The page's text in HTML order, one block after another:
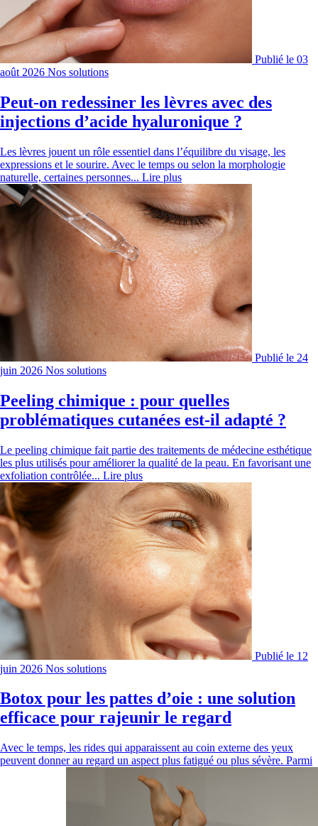
Publié le 03
août 2026 Nos solutions
Peut-on redessiner les lèvres avec des
injections d’acide hyaluronique ?
Les lèvres jouent un rôle essentiel dans l’équilibre du visage, les
expressions et le sourire. Avec le temps ou selon la morphologie
naturelle, certaines personnes... Lire plus
Publié le 24
juin 2026 Nos solutions
Peeling chimique : pour quelles
problématiques cutanées est-il adapté ?
Le peeling chimique fait partie des traitements de médecine esthétique
les plus utilisés pour améliorer la qualité de la peau. En favorisant une
exfoliation contrôlée... Lire plus
Publié le 12
juin 2026 Nos solutions
Botox pour les pattes d’oie : une solution
efficace pour rajeunir le regard
Avec le temps, les rides qui apparaissent au coin externe des yeux
peuvent donner au regard un aspect plus fatigué ou plus sévère. Parmi